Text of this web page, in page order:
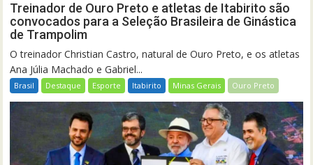
Treinador de Ouro Preto e atletas de Itabirito são
convocados para a Seleção Brasileira de Ginástica
de Trampolim
O treinador Christian Castro, natural de Ouro Preto, e os atletas
Ana Júlia Machado e Gabriel...
Brasil Destaque Esporte Itabirito Minas Gerais Ouro Preto